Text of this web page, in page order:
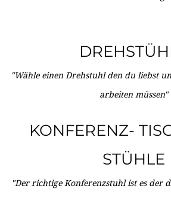
"Wähle einen Drehstuhl den du liebst
arbeiten müssen"
KONFERENZ-
STÜHLE
"Der richtige Konferenzstuhl ist es der